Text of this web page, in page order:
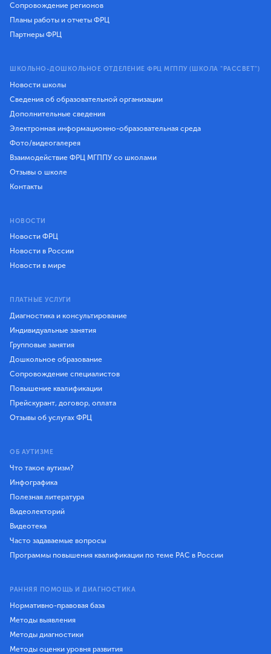
Сопровождение регионов
Планы работы и отчеты ФРЦ
Партнеры ФРЦ
ШКОЛЬНО-ДОШКОЛЬНОЕ ОТДЕЛЕНИЕ ФРЦ МГППУ (ШКОЛА "РАССВЕТ")
Новости школы
Сведения об образовательной организации
Дополнительные сведения
Электронная информационно-образовательная среда
Фото/видеогалерея
Взаимодействие ФРЦ МГППУ со школами
Отзывы о школе
Контакты
НОВОСТИ
Новости ФРЦ
Новости в России
Новости в мире
ПЛАТНЫЕ УСЛУГИ
Диагностика и консультирование
Индивидуальные занятия
Групповые занятия
Дошкольное образование
Сопровождение специалистов
Повышение квалификации
Прейскурант, договор, оплата
Отзывы об услугах ФРЦ
ОБ АУТИЗМЕ
Что такое аутизм?
Инфографика
Полезная литература
Видеолекторий
Видеотека
Часто задаваемые вопросы
Программы повышения квалификации по теме РАС в России
РАННЯЯ ПОМОЩЬ И ДИАГНОСТИКА
Нормативно-правовая база
Методы выявления
Методы диагностики
Методы оценки уровня развития